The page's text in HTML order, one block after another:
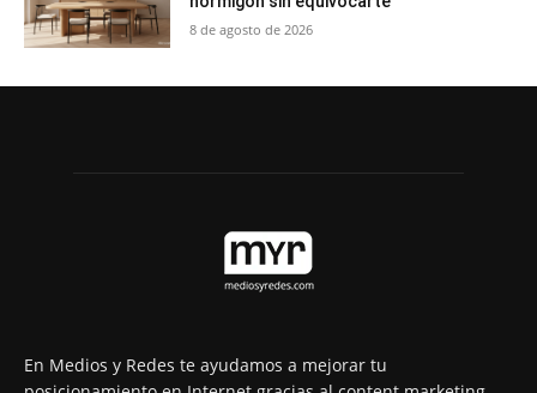
8 de agosto de 2026
En Medios y Redes te ayudamos a mejorar tu